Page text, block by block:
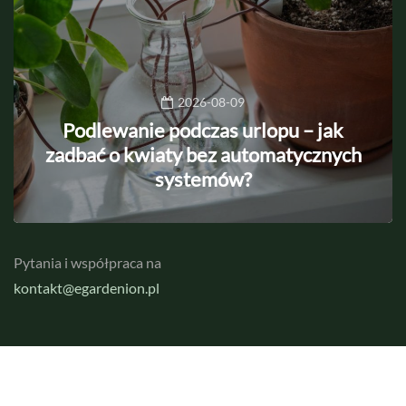
2026-08-09
Podlewanie podczas urlopu – jak
zadbać o kwiaty bez automatycznych
systemów?
Pytania i współpraca na
kontakt@egardenion.pl